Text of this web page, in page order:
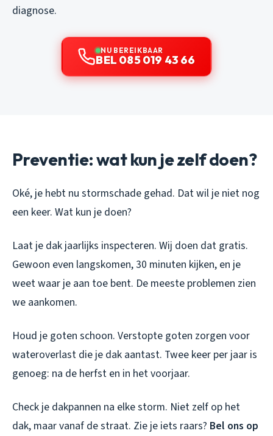
diagnose.
NU BEREIKBAAR
BEL 085 019 43 66
Preventie: wat kun je zelf doen?
Oké, je hebt nu stormschade gehad. Dat wil je niet nog
een keer. Wat kun je doen?
Laat je dak jaarlijks inspecteren. Wij doen dat gratis.
Gewoon even langskomen, 30 minuten kijken, en je
weet waar je aan toe bent. De meeste problemen zien
we aankomen.
Houd je goten schoon. Verstopte goten zorgen voor
wateroverlast die je dak aantast. Twee keer per jaar is
genoeg: na de herfst en in het voorjaar.
Check je dakpannen na elke storm. Niet zelf op het
dak, maar vanaf de straat. Zie je iets raars? Bel ons op